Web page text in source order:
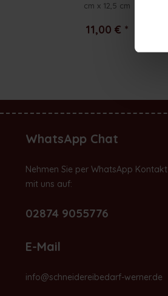
cm x 12,5 cm
11,00 € *
WhatsApp Chat
Nehmen Sie per WhatsApp Kontakt
mit uns auf:
02874 9055776
E-Mail
info@schneidereibedarf-werner.de